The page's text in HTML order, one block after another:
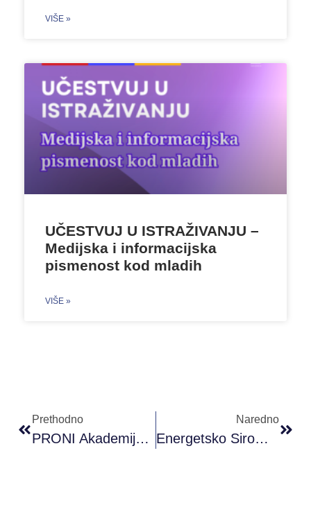
VIŠE »
UČESTVUJ U ISTRAŽIVANJU –
Medijska i informacijska
pismenost kod mladih
VIŠE »
Prethodno
PRONI Akademija Omladinskog Rada©
Naredno
Energetsko Siromaštvo U BiH